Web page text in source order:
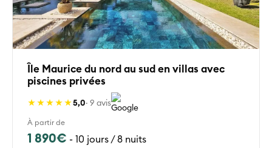
Île Maurice du nord au sud en villas avec
piscines privées
★★★★★5,0· 9 avis
À partir de
1 890€ - 10 jours / 8 nuits